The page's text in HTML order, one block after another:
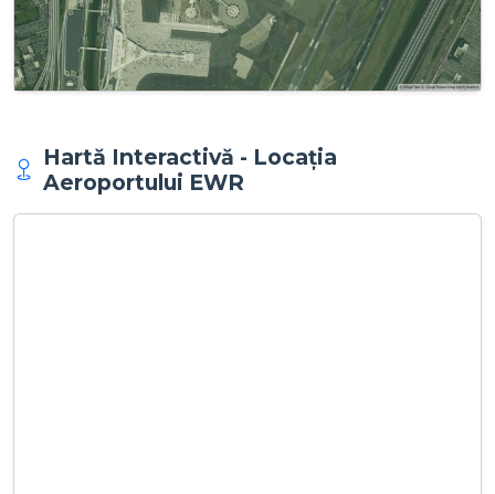
Hartă Interactivă - Locația
Aeroportului EWR